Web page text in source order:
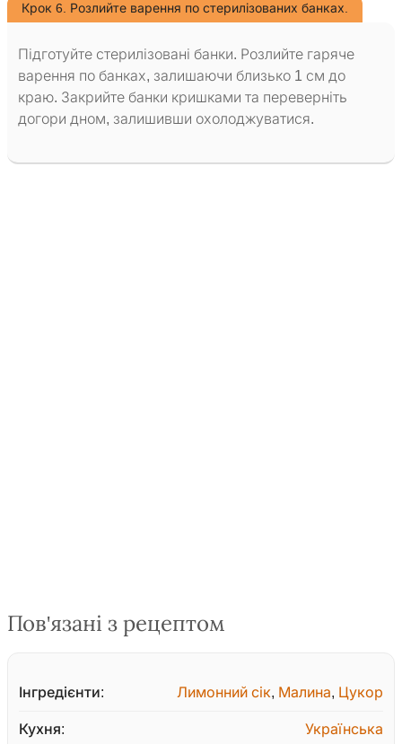
Крок 6. Розлийте варення по стерилізованих банках.
Підготуйте стерилізовані банки. Розлийте гаряче
варення по банках, залишаючи близько 1 см до
краю. Закрийте банки кришками та переверніть
догори дном, залишивши охолоджуватися.
Пов'язані з рецептом
Інгредієнти: Лимонний сік, Малина, Цукор
Кухня: Українська